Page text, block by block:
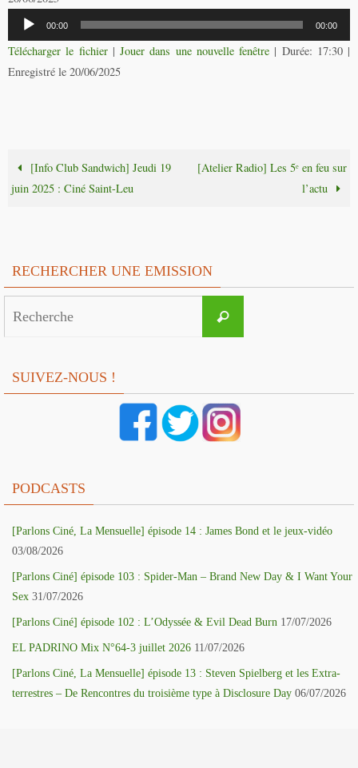
Lecteur
audio
00:00 00:00
Télécharger le fichier| Jouer dans une nouvelle fenêtre | Durée: 17:30|
Enregistré le 20/06/2025
[Info Club Sandwich] Jeudi 19
juin 2025 : Ciné Saint-Leu
[Atelier Radio] Les 5ᵉ en feu sur
l’actu
RECHERCHER UNE EMISSION
Recherche
SUIVEZ-NOUS !
PODCASTS
[Parlons Ciné, La Mensuelle] épisode 14 : James Bond et le jeux-vidéo
03/08/2026
[Parlons Ciné] épisode 103 : Spider-Man – Brand New Day & I Want Your
Sex 31/07/2026
[Parlons Ciné] épisode 102 : L’Odyssée & Evil Dead Burn 17/07/2026
EL PADRINO Mix N°64-3 juillet 2026 11/07/2026
[Parlons Ciné, La Mensuelle] épisode 13 : Steven Spielberg et les Extra-
terrestres – De Rencontres du troisième type à Disclosure Day 06/07/2026